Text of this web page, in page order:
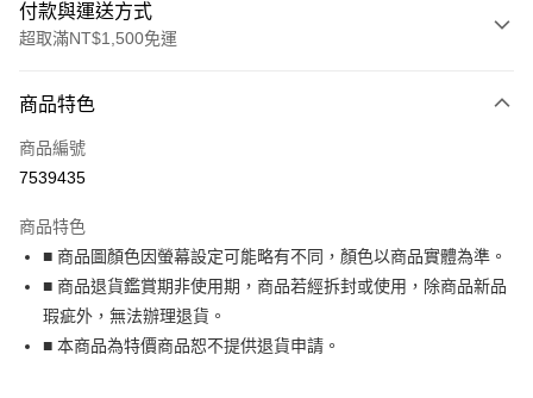
付款與運送方式
超取滿NT$1,500免運
信用卡一次付款
信用卡分期付款
合作金庫商業銀行
華南商業銀行
彰化商業銀行
上海商業儲蓄銀行
台北富邦商業銀行
國泰世華商業銀行
臺灣中小企業銀行
台中商業銀行
6 期 0 利率 每期
華南商業銀行
彰化商業銀行
上海商業儲蓄銀行
國泰世華商業銀行
兆豐國際商業銀行
超商取貨付款
LINE Pay
商品特色
商品編號
7539435
商品特色
■ 商品圖顏色因螢幕設定可能略有不同，顏色以商品實體為準。
■ 商品退貨鑑賞期非使用期，商品若經拆封或使用，除商品新品
瑕疵外，無法辦理退貨。
■ 本商品為特價商品恕不提供退貨申請。